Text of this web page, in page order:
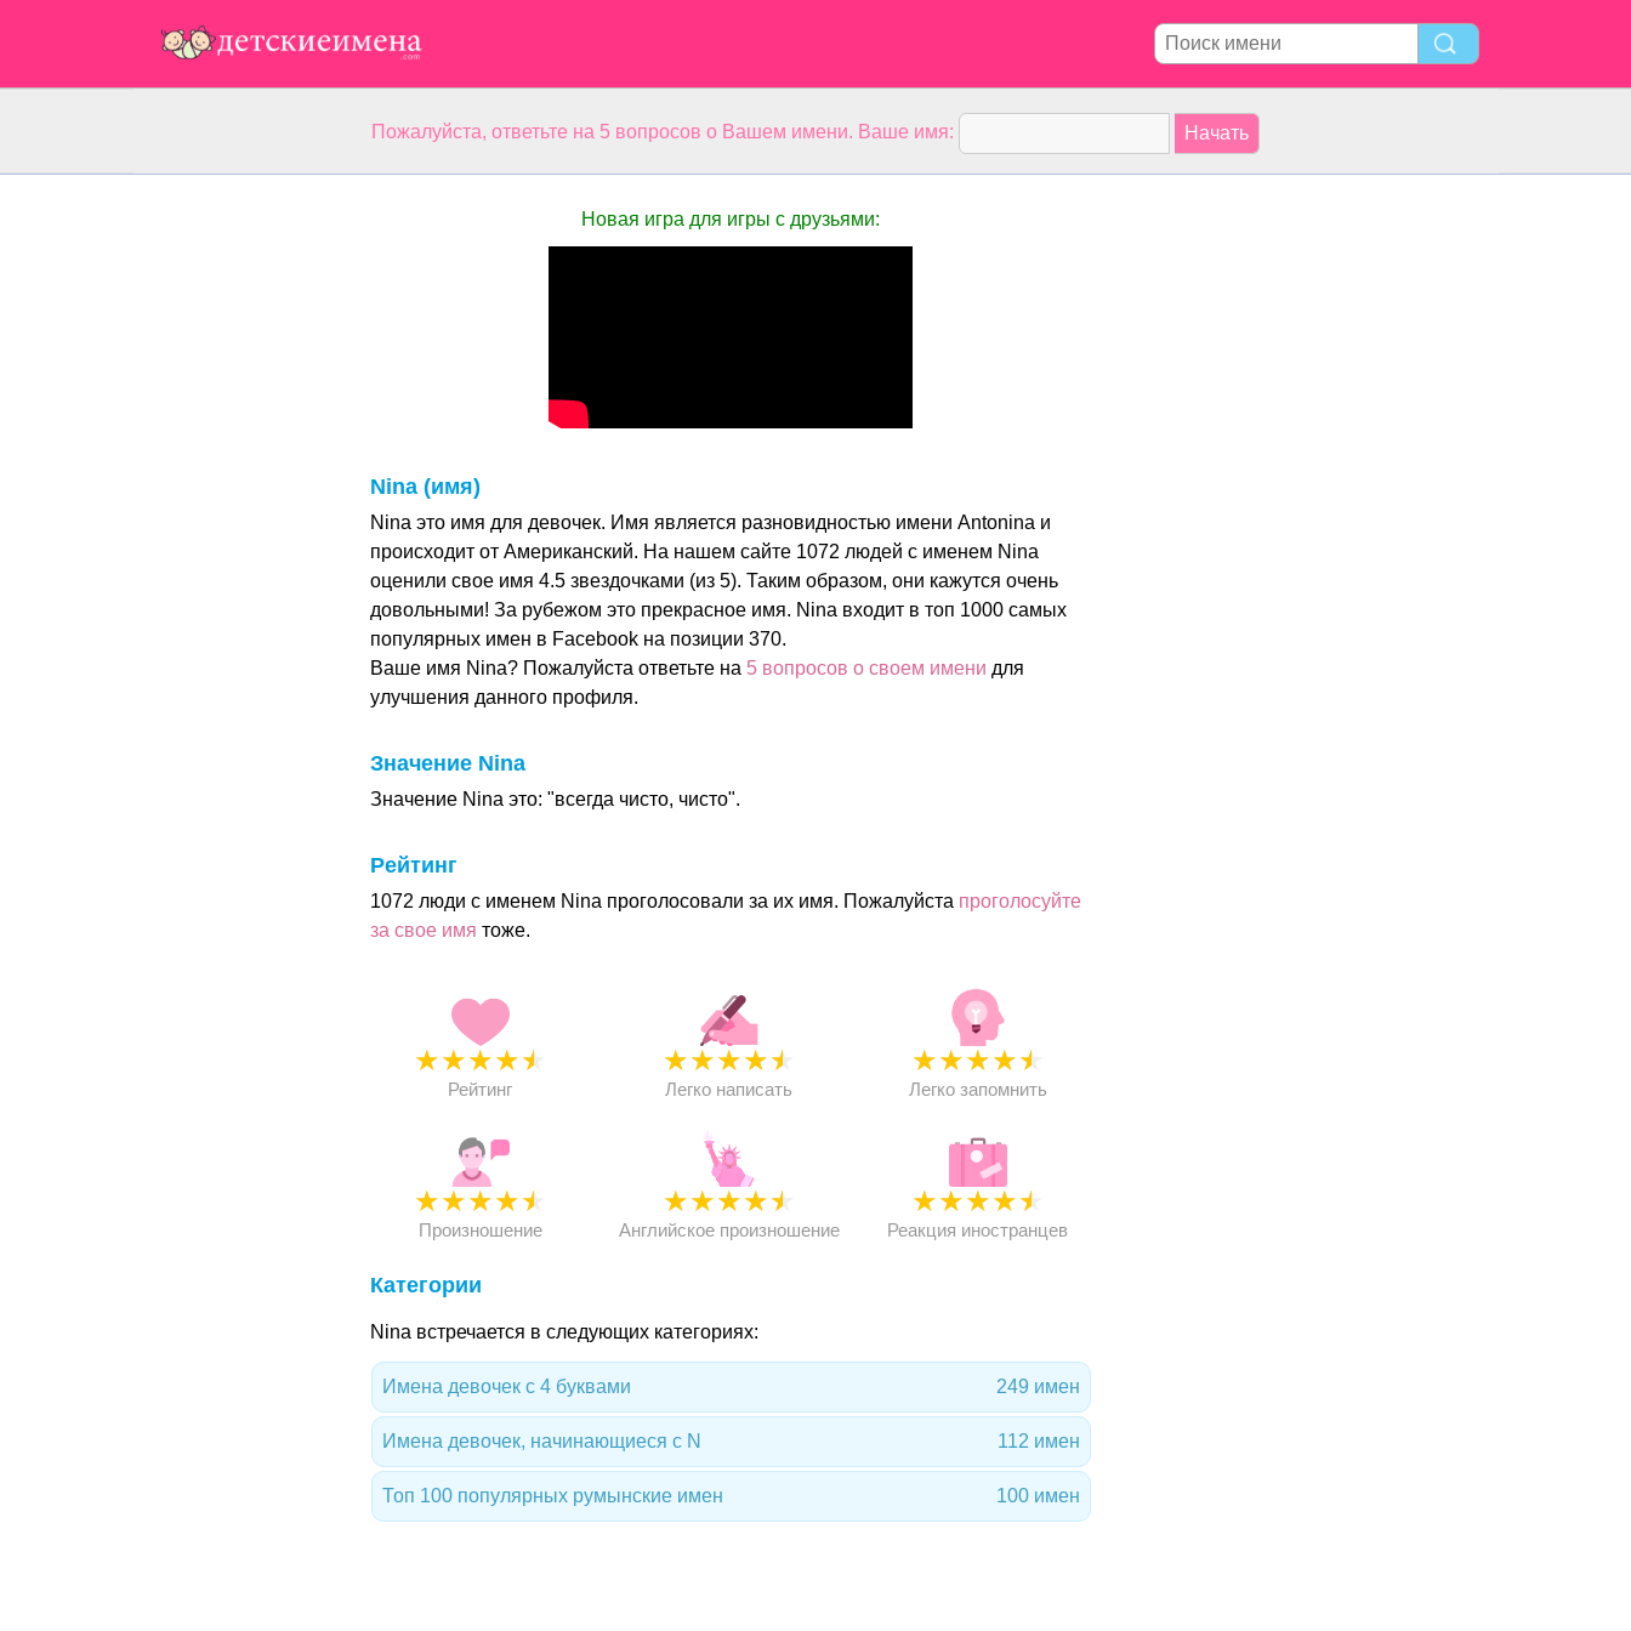
Пожалуйста, ответьте на 5 вопросов о Вашем имени. Ваше имя:
Новая игра для игры с друзьями:
Nina (имя)
Nina это имя для девочек. Имя является разновидностью имени Antonina и
происходит от Американский. На нашем сайте 1072 людей с именем Nina
оценили свое имя 4.5 звездочками (из 5). Таким образом, они кажутся очень
довольными! За рубежом это прекрасное имя. Nina входит в топ 1000 самых
популярных имен в Facebook на позиции 370.
Ваше имя Nina? Пожалуйста ответьте на 5 вопросов о своем имени для
улучшения данного профиля.
Значение Nina
Значение Nina это: "всегда чисто, чисто".
Рейтинг
1072 люди с именем Nina проголосовали за их имя. Пожалуйста проголосуйте
за свое имя тоже.
★★★★★
Рейтинг
★★★★★
Легко написать
★★★★★
Легко запомнить
★★★★★
Произношение
★★★★★
Английское произношение
★★★★★
Реакция иностранцев
Категории
Nina встречается в следующих категориях:
Имена девочек с 4 буквами 249 имен
Имена девочек, начинающиеся с N 112 имен
Топ 100 популярных румынские имен 100 имен